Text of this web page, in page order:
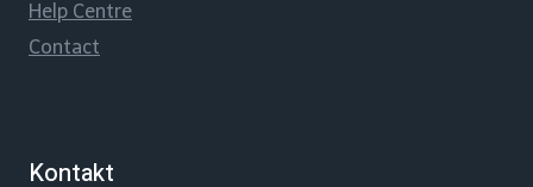
Help Centre
Contact
Kontakt